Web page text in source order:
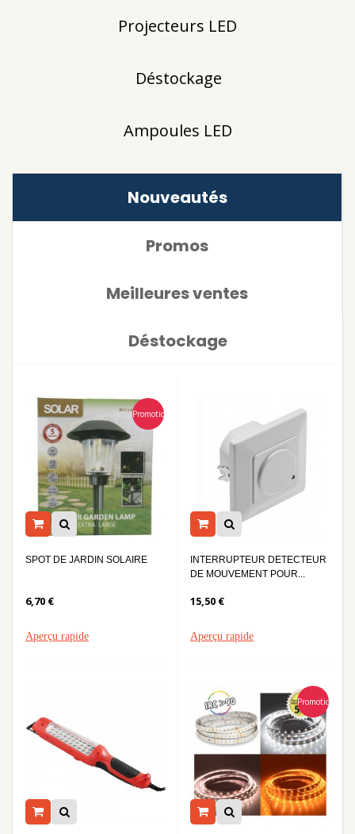
Projecteurs LED
Déstockage
Ampoules LED
Nouveautés
Promos
Meilleures ventes
Déstockage
Promotion
SPOT DE JARDIN SOLAIRE
6,70 €
Aperçu rapide
INTERRUPTEUR DETECTEUR
DE MOUVEMENT POUR...
15,50 €
Aperçu rapide
Promotion